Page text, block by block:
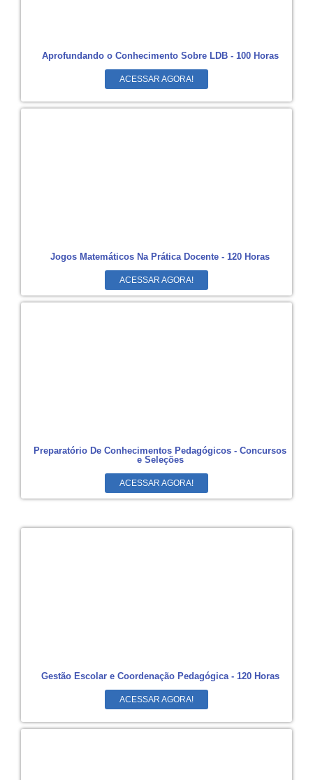
Aprofundando o Conhecimento Sobre LDB - 100 Horas
ACESSAR AGORA!
Jogos Matemáticos Na Prática Docente - 120 Horas
ACESSAR AGORA!
Preparatório De Conhecimentos Pedagógicos - Concursos
e Seleções
ACESSAR AGORA!
Gestão Escolar e Coordenação Pedagógica - 120 Horas
ACESSAR AGORA!